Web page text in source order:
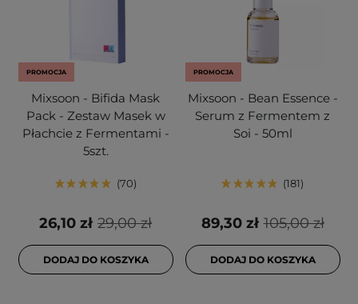
PROMOCJA
Mixsoon - Bifida Mask
Pack - Zestaw Masek w
Płachcie z Fermentami -
5szt.
70
29,00 zł
26,10 zł
DODAJ DO KOSZYKA
PROMOCJA
Mixsoon - Bean Essence -
Serum z Fermentem z
Soi - 50ml
181
105,00 zł
89,30 zł
DODAJ DO KOSZYKA